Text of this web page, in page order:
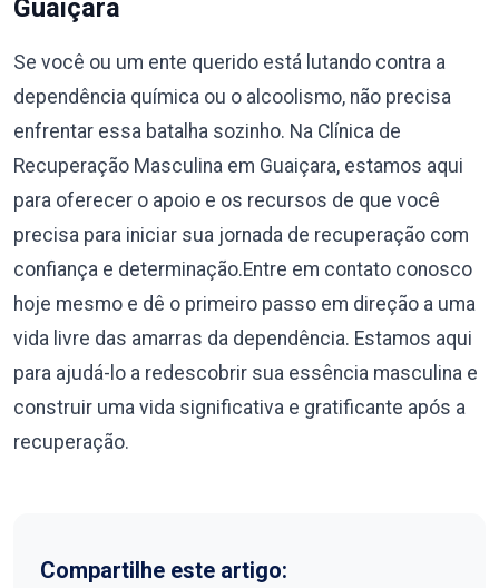
Guaiçara
Se você ou um ente querido está lutando contra a
dependência química ou o alcoolismo, não precisa
enfrentar essa batalha sozinho. Na Clínica de
Recuperação Masculina em Guaiçara, estamos aqui
para oferecer o apoio e os recursos de que você
precisa para iniciar sua jornada de recuperação com
confiança e determinação.Entre em contato conosco
hoje mesmo e dê o primeiro passo em direção a uma
vida livre das amarras da dependência. Estamos aqui
para ajudá-lo a redescobrir sua essência masculina e
construir uma vida significativa e gratificante após a
recuperação.
Compartilhe este artigo: